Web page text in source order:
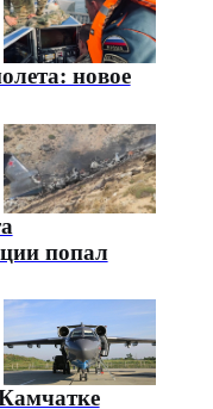
новое
попал